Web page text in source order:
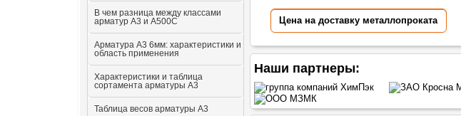
В чем разница между классами
арматур А3 и А500С
Арматура А3 6мм: характеристики и
область применения
Характеристики и таблица
сортамента арматуры А3
Таблица весов арматуры А3
Цена на доставку металлопроката
Наши партнеры: